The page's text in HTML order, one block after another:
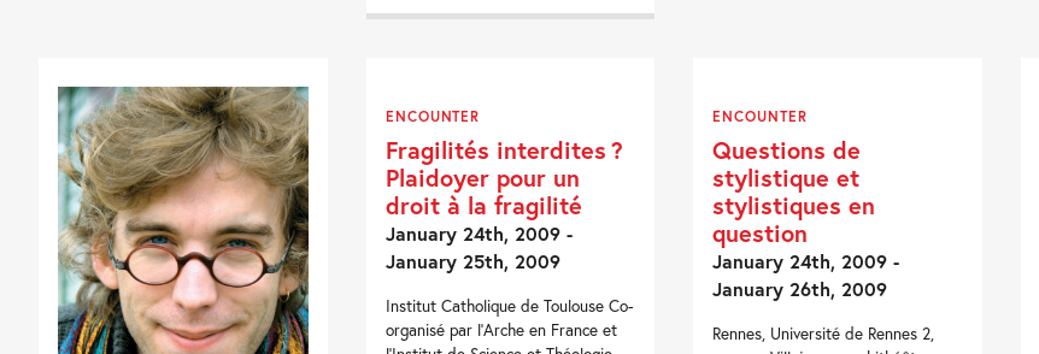
ENCOUNTER
Fragilités interdites ?
Plaidoyer pour un
droit à la fragilité
January 24th, 2009 -
January 25th, 2009
Institut Catholique de Toulouse Co-
organisé par l'Arche en France et
ENCOUNTER
Questions de
stylistique et
stylistiques en
question
January 24th, 2009 -
January 26th, 2009
Rennes, Université de Rennes 2,